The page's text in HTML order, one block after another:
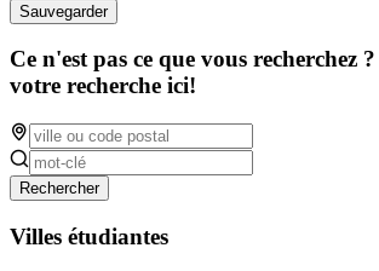
Sauvegarder
Ce n'est pas ce que vous recherchez
votre recherche ici!
Rechercher
Villes étudiantes